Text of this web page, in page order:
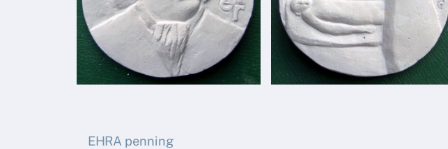
EHRA penning